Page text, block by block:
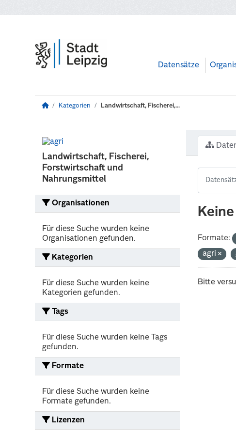
Datensätze
Kategorien Landwirtschaft, Fischerei,...
Landwirtschaft, Fischerei,
Forstwirtschaft und
Nahrungsmittel
Organisationen
Für diese Suche wurden keine
Organisationen gefunden.
Kategorien
Für diese Suche wurden keine
Kategorien gefunden.
Tags
Für diese Suche wurden keine Tags
gefunden.
Formate
Für diese Suche wurden keine
Formate gefunden.
Lizenzen
Formate:
agri
Bitte